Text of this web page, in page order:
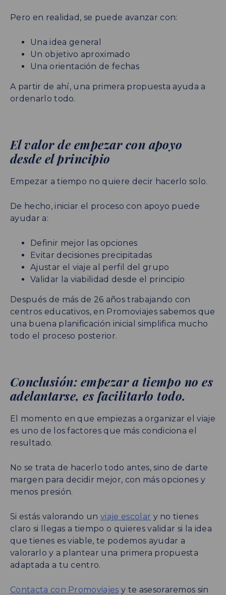
Pero en realidad, se puede avanzar con:
Una idea general
Un objetivo aproximado
Una orientación de fechas
A partir de ahí, una primera propuesta ayuda a
ordenarlo todo.
El valor de empezar con apoyo
desde el principio
Empezar a tiempo no quiere decir hacerlo solo.
De hecho, iniciar el proceso con apoyo puede
ayudar a:
Definir mejor las opciones
Evitar decisiones precipitadas
Ajustar el viaje al perfil del grupo
Validar la viabilidad desde el principio
Después de más de 26 años trabajando con
centros educativos, en Promoviajes sabemos que
una buena planificación inicial simplifica mucho
todo el proceso posterior.
Conclusión: empezar a tiempo no es
adelantarse, es facilitarlo todo.
El momento en que empiezas a organizar el viaje
es uno de los factores que más condiciona el
resultado.
No se trata de hacerlo todo antes, sino de darte
margen para decidir mejor, con más opciones y
menos presión.
Si estás valorando unviaje escolar y no tienes
claro si llegas a tiempo o quieres validar si la idea
que tienes es viable, te podemos ayudar a
valorarlo y a plantear una primera propuesta
adaptada a tu centro.
Contacta con Promoviajes y te asesoraremos sin